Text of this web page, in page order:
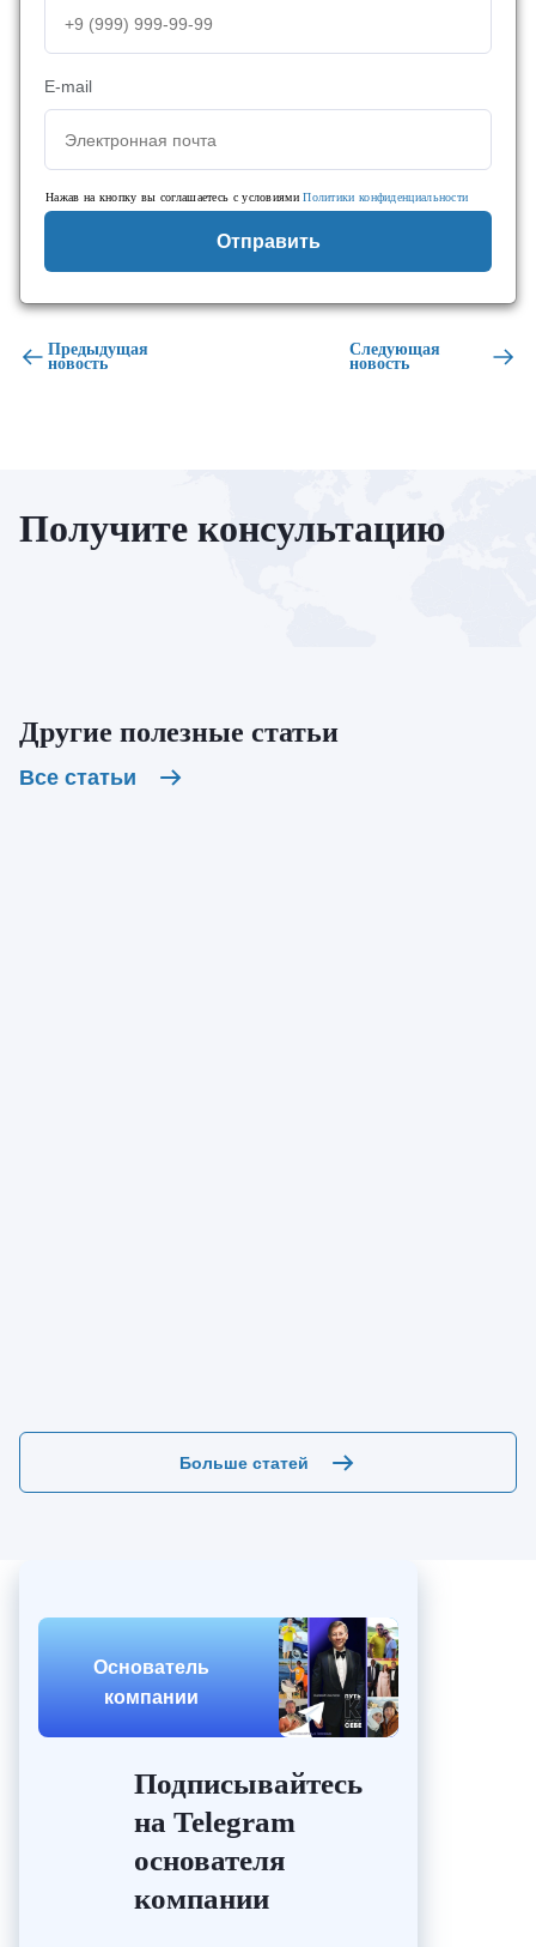
E-mail
Нажав на кнопку вы соглашаетесь с условиямиПолитики конфиденциальности
Отправить
Предыдущая
новость
Следующая
новость
Получите консультацию
Другие полезные статьи
Все статьи
Больше статей
Основатель
компании
Подписывайтесь
на Telegram
основателя
компании